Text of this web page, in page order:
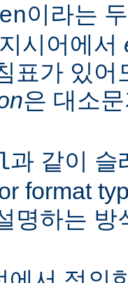
이라는
시어에서
표가 있
은 대소
과 같이 슬
format
명하는 방